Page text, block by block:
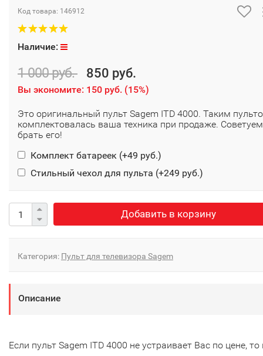
Код товара: 146912
Наличие:
1 000 руб. 850 руб.
Вы экономите: 150 руб. (15%)
Это оригинальный пульт Sagem ITD 4000. Таким
комплектовалась ваша техника при продаже. Советуем
брать его!
Комплект батареек (+49 руб.)
Стильный чехол для пульта (+249 руб.)
Добавить в корзину
Категория: Пульт для телевизора Sagem
Описание
Если пульт Sagem ITD 4000 не устраивает Вас по цене,